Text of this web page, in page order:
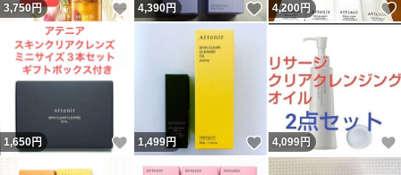
3,750円 いいね！
4,390円 いいね！
4,200円
1,650円 いいね！
1,499円 いいね！
4,099円